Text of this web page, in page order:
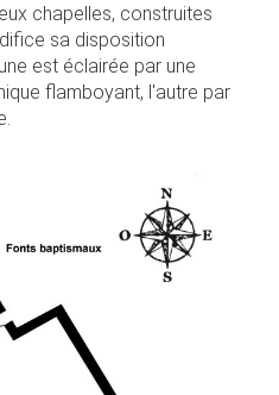
chapelles, construites
sa disposition
est éclairée par une
flamboyant, l'autre par